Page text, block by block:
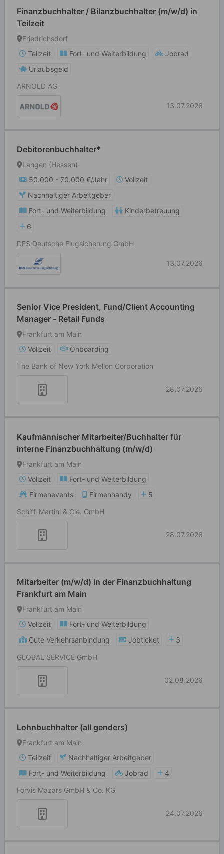
Finanzbuchhalter / Bilanzbuchhalter (m/w/d) in
Teilzeit
Friedrichsdorf
Teilzeit
Fort- und Weiterbildung
Jobrad
Urlaubsgeld
ARNOLD AG
13.07.2026
Debitorenbuchhalter*
Langen (Hessen)
50.000 - 70.000 €/Jahr
Vollzeit
Nachhaltiger Arbeitgeber
Fort- und Weiterbildung
Kinderbetreuung
6
DFS Deutsche Flugsicherung GmbH
13.07.2026
Senior Vice President, Fund/Client Accounting
Manager - Retail Funds
Frankfurt am Main
Vollzeit
Onboarding
The Bank of New York Mellon Corporation
28.07.2026
Kaufmännischer Mitarbeiter/Buchhalter für
interne Finanzbuchhaltung (m/w/d)
Frankfurt am Main
Vollzeit
Fort- und Weiterbildung
Firmenevents
Firmenhandy
5
Schiff-Martini & Cie. GmbH
28.07.2026
Mitarbeiter (m/w/d) in der Finanzbuchhaltung
Frankfurt am Main
Frankfurt am Main
Vollzeit
Fort- und Weiterbildung
Gute Verkehrsanbindung
Jobticket
3
GLOBAL SERVICE GmbH
02.08.2026
Lohnbuchhalter (all genders)
Frankfurt am Main
Teilzeit
Nachhaltiger Arbeitgeber
Fort- und Weiterbildung
Jobrad
4
Forvis Mazars GmbH & Co. KG
24.07.2026